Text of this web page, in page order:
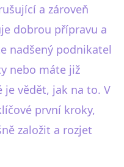
Blažeka zároveň
dobrou přípravu a
nadšený podnikatel
nebo máte již
je vědět, jak na to. V
první kroky,
založit a rozjet